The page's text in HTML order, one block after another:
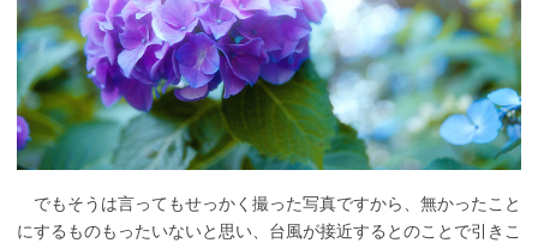
でもそうは言ってもせっかく撮った写真ですから、無かったこと
にするものもったいないと思い、台風が接近するとのことで引きこ